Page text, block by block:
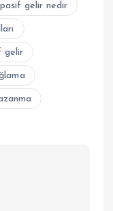
pasif gelir nedir
gelir